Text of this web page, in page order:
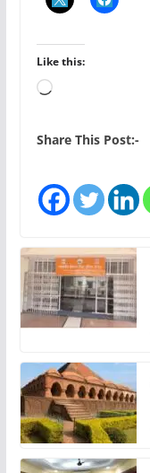
Like this:
L
a
n
…
Share This Post:-